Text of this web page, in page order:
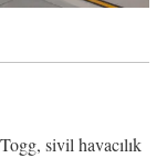
sivil havacılık